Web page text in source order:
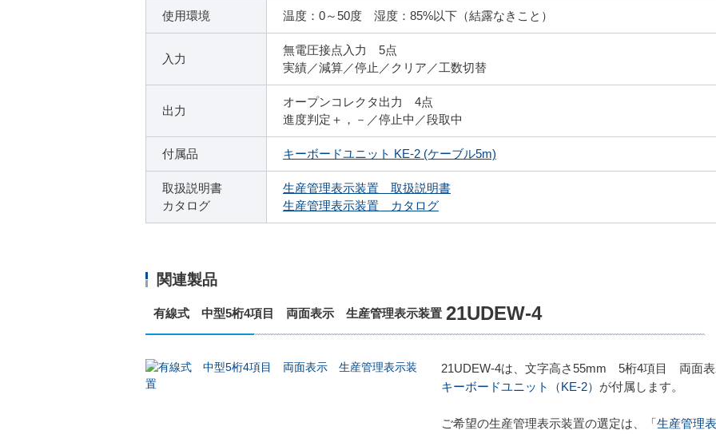
使用環境 温度：0～50度 湿度：85%以下（結露なきこと）
入力
無電圧接点入力 5点
実績／減算／停止／クリア／工数切替
出力
オープンコレクタ出力 4点
進度判定＋，－／停止中／段取中
付属品 キーボードユニット KE-2 (ケーブル5m)
取扱説明書
カタログ
生産管理表示装置 取扱説明書
生産管理表示装置 カタログ
関連製品
有線式 中型5桁4項目 両面表示 生産管理表示装置 21UDEW-4
21UDEW-4は、文字高さ55mm 5桁4項目 両面表
キーボードユニット（KE-2） が付属します。
ご希望の生産管理表示装置の選定は、「生産管理